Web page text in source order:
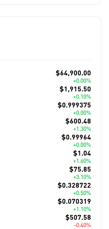
$64,900.00
+0.00%
$1,915.50
+0.10%
$0.999375
+0.00%
$600.48
+1.30%
$0.99964
+0.00%
$1.04
+1.60%
$75.85
+3.10%
$0.328722
+0.50%
$0.070319
+1.10%
$507.58
-0.40%